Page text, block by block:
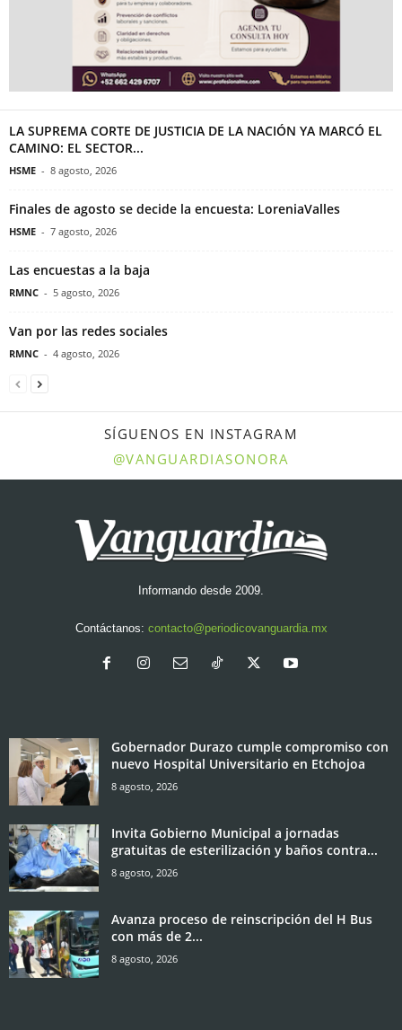
LA SUPREMA CORTE DE JUSTICIA DE LA NACIÓN YA MARCÓ EL
CAMINO: EL SECTOR...
HSME - 8 agosto, 2026
Finales de agosto se decide la encuesta: LoreniaValles
HSME - 7 agosto, 2026
Las encuestas a la baja
RMNC - 5 agosto, 2026
Van por las redes sociales
RMNC - 4 agosto, 2026
SÍGUENOS EN INSTAGRAM
@VANGUARDIASONORA
Informando desde 2009.
Contáctanos: contacto@periodicovanguardia.mx
Gobernador Durazo cumple compromiso con
nuevo Hospital Universitario en Etchojoa
8 agosto, 2026
Invita Gobierno Municipal a jornadas
gratuitas de esterilización y baños contra...
8 agosto, 2026
Avanza proceso de reinscripción del H Bus
con más de 2...
8 agosto, 2026